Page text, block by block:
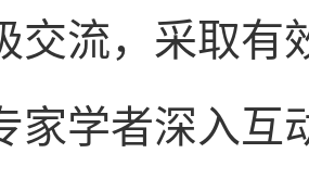
交流，采取有
家学者深入互